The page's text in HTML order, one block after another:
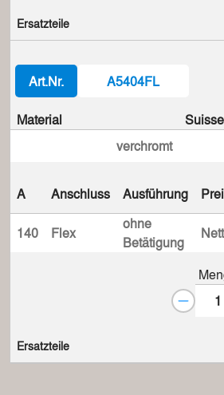
Ersatzteile
Art.Nr. A5404FL
Material
verchromt
A Anschluss Ausführung
140
Flex
ohne
Betätigung
Ersatzteile